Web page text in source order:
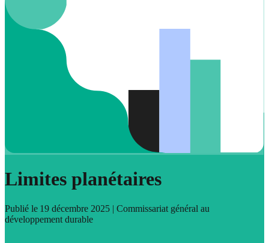
Limites planétaires
Publié le 19 décembre 2025 | Commissariat général au
développement durable